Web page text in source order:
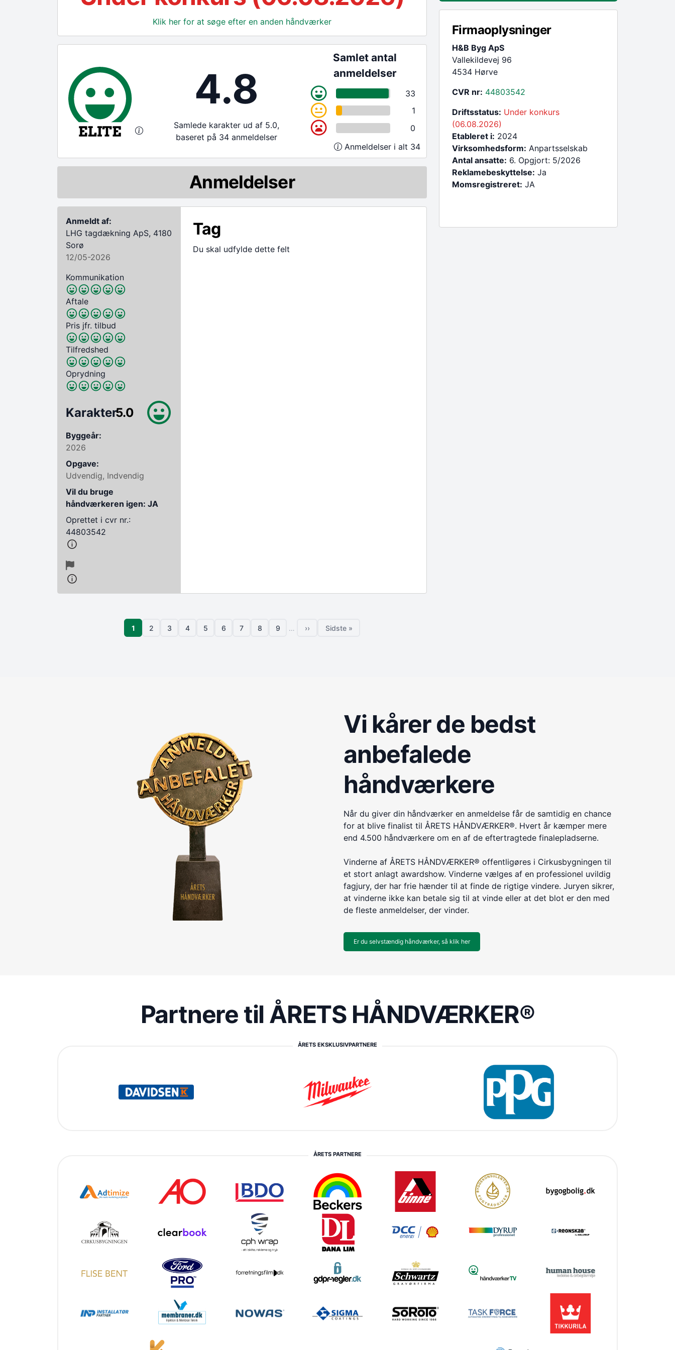
Klik her for at søge efter en anden håndværker
4.8
Samlede karakter ud af 5.0,
baseret på 34 anmeldelser
Samlet antal
anmeldelser
33
1
0
Anmeldelser i alt 34
Anmeldelser
Anmeldt af:
LHG tagdækning ApS, 4180
Sorø
12/05-2026
Kommunikation
Aftale
Pris jfr. tilbud
Tilfredshed
Oprydning
Karakter5.0
Byggeår:
2026
Opgave:
Udvendig, Indvendig
Vil du bruge
håndværkeren igen: JA
Oprettet i cvr nr.:
44803542
Tag
Du skal udfylde dette felt
Sideinddeling
Side
1
Side
2
Side
3
Side
4
Side
5
Side
6
Side
7
Side
8
Side
9 …
Næste side
››
Sidste side
Sidste »
Firmaoplysninger
H&B Byg ApS
Vallekildevej 96
4534 Hørve
CVR nr: 44803542
Driftsstatus: Under konkurs
(06.08.2026)
Etableret i: 2024
Virksomhedsform: Anpartsselskab
Antal ansatte: 6. Opgjort: 5/2026
Reklamebeskyttelse: Ja
Momsregistreret: JA
Vi kårer de bedst
anbefalede
håndværkere
Når du giver din håndværker en anmeldelse får de samtidig en chance
for at blive finalist til ÅRETS HÅNDVÆRKER®. Hvert år kæmper mere
end 4.500 håndværkere om en af de eftertragtede finalepladserne.
Vinderne af ÅRETS HÅNDVÆRKER® offentligøres i Cirkusbygningen til
et stort anlagt awardshow. Vinderne vælges af en professionel uvildig
fagjury, der har frie hænder til at finde de rigtige vindere. Juryen sikrer,
at vinderne ikke kan betale sig til at vinde eller at det blot er den med
de fleste anmeldelser, der vinder.
Er du selvstændig håndværker, så klik her
Partnere til ÅRETS HÅNDVÆRKER®
ÅRETS EKSKLUSIVPARTNERE
ÅRETS PARTNERE